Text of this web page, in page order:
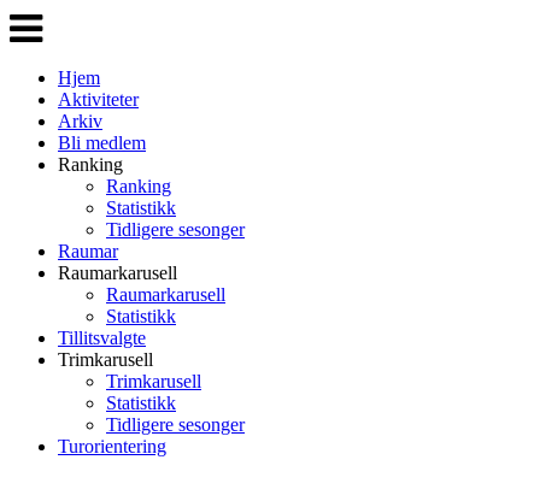
Veksle
navigasjon
Hjem
Aktiviteter
Arkiv
Bli medlem
Ranking
Ranking
Statistikk
Tidligere sesonger
Raumar
Raumarkarusell
Raumarkarusell
Statistikk
Tillitsvalgte
Trimkarusell
Trimkarusell
Statistikk
Tidligere sesonger
Turorientering